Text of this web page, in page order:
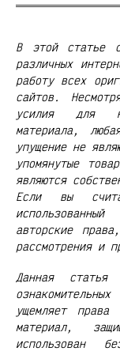
В этой статье
различных
работу всех
сайтов.
усилия для
материала,
упущение не
упомянутые
являются
Если вы
авторские
рассмотрения и
Данная статья
ущемляет права
материал,
использован